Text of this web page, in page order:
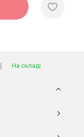
| На складі